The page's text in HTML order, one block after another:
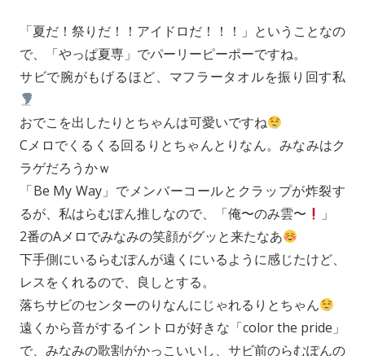
「夏だ！祭りだ！！アイドロだ！！！」ということなの
で、「やっぱ夏専」でパーリーピーポーですね。
サビで腕がもげるほど、マフラータオルを振り回す私
おでこを出したりとちゃんは可愛いですね
Cメロでくるくる回るりとちゃんとりなん。みなみはク
ラゲだろうかｗ
「Be My Way」でメンバーコールとクラップが炸裂す
るが、私はらむぽん推しなので、「俺〜のみ雲〜
」
2番のAメロでみなみの笑顔がグッと来たなあ
下手側にいるらむぽんが遠くにいるように感じたけど、
レスをくれるので、良しとする。
落ちサビのセンターのりなんにじゃれるりとちゃん
遠くから音がするイントロが好きな「color the pride」
で、みなみの歌割がかっこいいし、サビ前のらむぽんの